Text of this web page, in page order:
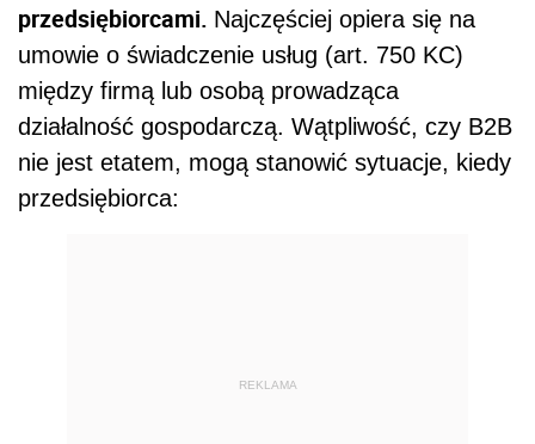
przedsiębiorcami. Najczęściej opiera się na
umowie o świadczenie usług (art. 750 KC)
między firmą lub osobą prowadząca
działalność gospodarczą. Wątpliwość, czy B2B
nie jest etatem, mogą stanowić sytuacje, kiedy
przedsiębiorca:
REKLAMA